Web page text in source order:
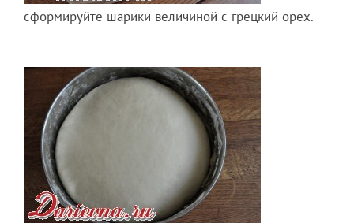
сформируйте шарики величиной с грецкий орех.